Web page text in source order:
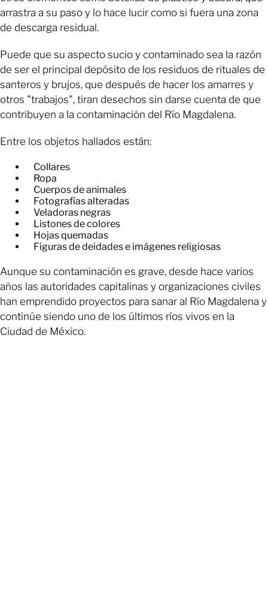
arrastra a su paso y lo hace lucir como si fuera una zona
de descarga residual.
Puede que su aspecto sucio y contaminado sea la razón
de ser el principal depósito de los residuos de rituales de
santeros y brujos, que después de hacer los amarres y
otros "trabajos", tiran desechos sin darse cuenta de que
contribuyen a la contaminación del Río Magdalena.
Entre los objetos hallados están:
Collares
Ropa
Cuerpos de animales
Fotografías alteradas
Veladoras negras
Listones de colores
Hojas quemadas
Figuras de deidades e imágenes religiosas
Aunque su contaminación es grave, desde hace varios
años las autoridades capitalinas y organizaciones civiles
han emprendido proyectos para sanar al Río Magdalena y
continúe siendo uno de los últimos ríos vivos en la
Ciudad de México.